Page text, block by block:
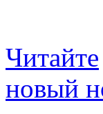
Читайте
новый